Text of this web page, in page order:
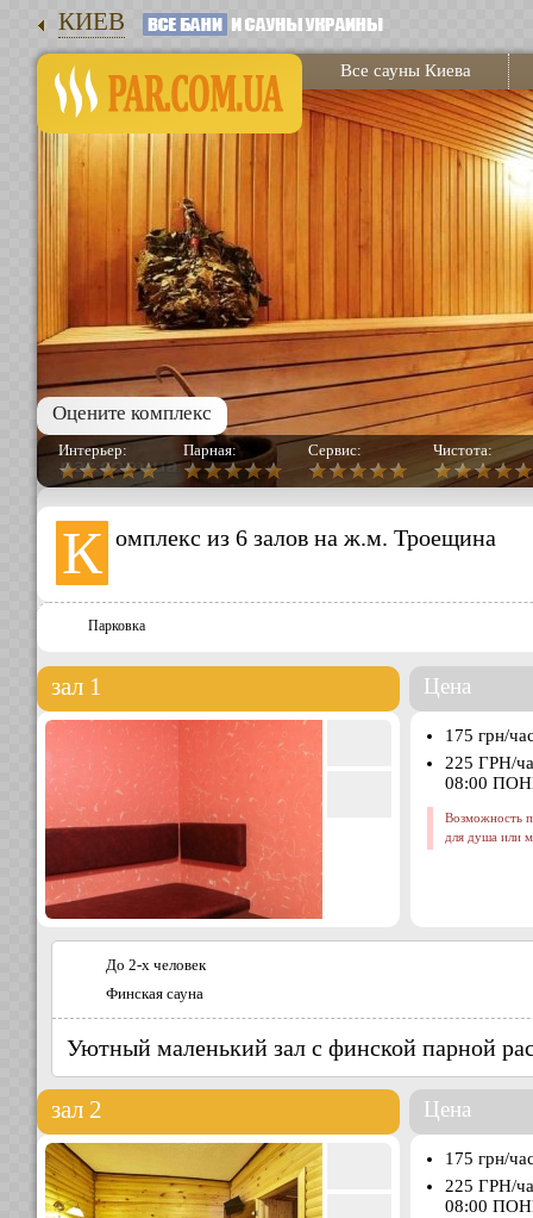
КИЕВ
Все сауны Киева
Оцените комплекс
Интерьер: Парная: Сервис: Чистота:
К омплекс из 6 залов на ж.м. Троещина
Парковка
зал 1 Цена
175 грн/
225 ГРН/
08:00
Возможность
для душа или
До 2-х человек
Финская сауна
Уютный маленький зал с финской парной
зал 2 Цена
175 грн/
225 ГРН/
08:00